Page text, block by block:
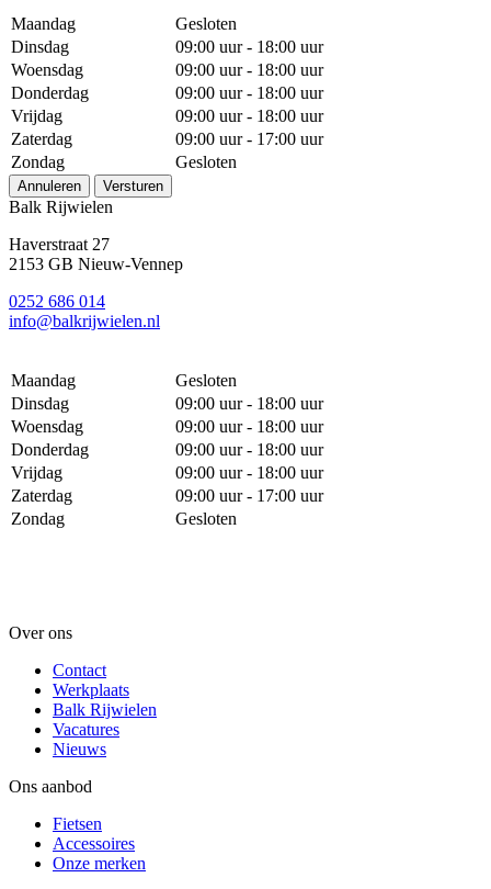
Maandag
Gesloten
Dinsdag
09:00 uur - 18:00 uur
Woensdag
09:00 uur - 18:00 uur
Donderdag
09:00 uur - 18:00 uur
Vrijdag
09:00 uur - 18:00 uur
Zaterdag
09:00 uur - 17:00 uur
Zondag
Gesloten
Annuleren Versturen
Balk Rijwielen
Haverstraat 27
2153 GB Nieuw-Vennep
0252 686 014
info@balkrijwielen.nl
Maandag
Gesloten
Dinsdag
09:00 uur - 18:00 uur
Woensdag
09:00 uur - 18:00 uur
Donderdag
09:00 uur - 18:00 uur
Vrijdag
09:00 uur - 18:00 uur
Zaterdag
09:00 uur - 17:00 uur
Zondag
Gesloten
Over ons
Contact
Werkplaats
Balk Rijwielen
Vacatures
Nieuws
Ons aanbod
Fietsen
Accessoires
Onze merken